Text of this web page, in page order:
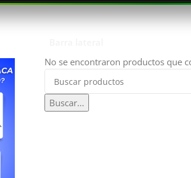
No se encontraron productos que
Buscar...